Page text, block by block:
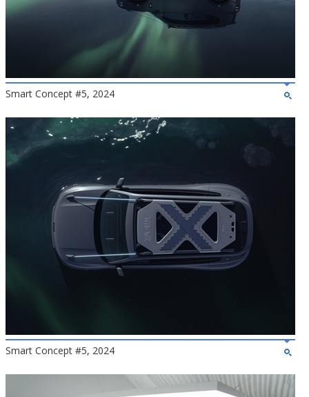
Smart Concept #5, 2024
Smart Concept #5, 2024